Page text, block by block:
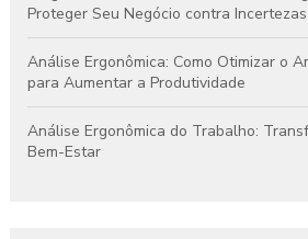
Proteger Seu Negócio contra Incertezas
Análise Ergonômica: Como Otimizar o
para Aumentar a Produtividade
Análise Ergonômica do Trabalho:
Bem-Estar